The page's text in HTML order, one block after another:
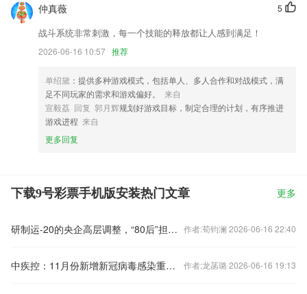
5
仲真薇
战斗系统非常刺激，每一个技能的释放都让人感到满足！
2026-06-16 10:57 推荐
单绍黛 ：提供多种游戏模式，包括单人、多人合作和对战模式，满
足不同玩家的需求和游戏偏好。
来自
宣毅荔 回复 郭月辉规划好游戏目标，制定合理的计划，有序推进
游戏进程 来自
更多回复
下载9号彩票手机版安装热门文章 更多
研制运-20的央企高层调整，“80后”担任总经理 作者:荀钧澜 2026-06-16 22:40
中疾控：11月份新增新冠病毒感染重症病例135例 作者:龙菡璐 2026-06-16 19:13